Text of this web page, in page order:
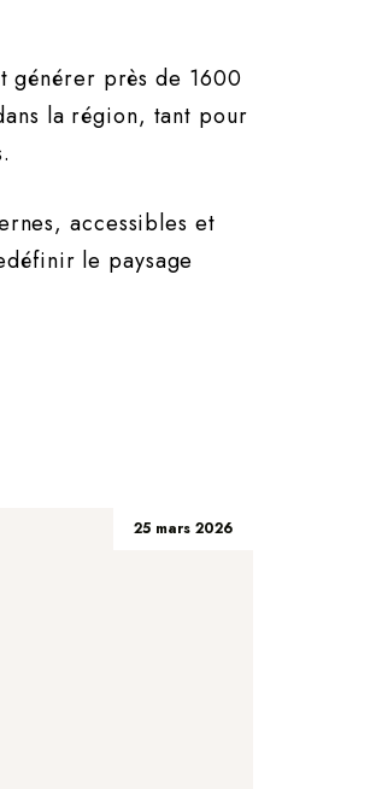
générer près de 1600
la région, tant pour
accessibles et
le paysage
25 mars 2026